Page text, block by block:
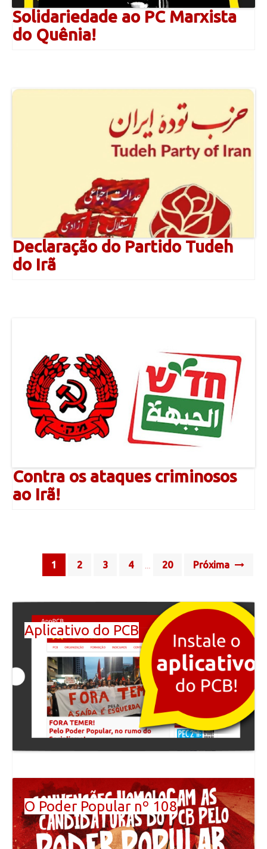
Solidariedade ao PC Marxista
do Quênia!
Declaração do Partido Tudeh
do Irã
Contra os ataques criminosos
ao Irã!
navigation
1 2 3 4 20 Próxima
Aplicativo do PCB
O Poder Popular nº 108